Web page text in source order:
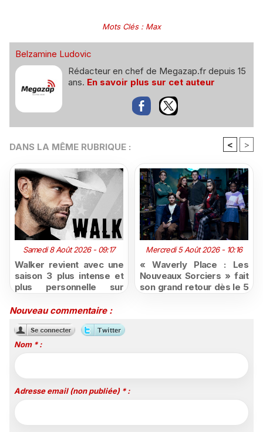
Mots Clés: Max
Belzamine Ludovic
Rédacteur en chef de Megazap.fr depuis 15
ans. En savoir plus sur cet auteur
DANS LA MÊME RUBRIQUE : < >
Samedi 8 Août 2026 - 09:17
Walker revient avec une
saison 3 plus intense et
plus personnelle sur
Mercredi 5 Août 2026 - 10:16
« Waverly Place : Les
Nouveaux Sorciers » fait
son grand retour dès le 5
Nouveau commentaire :
Nom * :
Adresse email (non publiée) * :